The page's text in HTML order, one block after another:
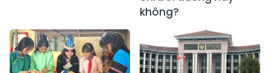
không?